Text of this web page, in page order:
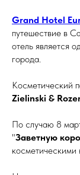
Grand Hotel
путешествие в
отель является
города.
Косметический
Zielinski &
По случаю 8
"Заветную
косметическими